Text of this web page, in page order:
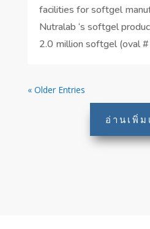
facilities for softgel
Nutralab ‘s softgel
2.0 million softgel (oval
« Older Entries
อ่านเพิ่ม